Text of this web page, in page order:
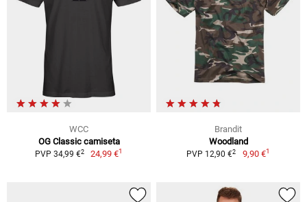
WCC
OG Classic camiseta
PVP 34,99 €2 24,99 €1
Brandit
Woodland
PVP 12,90 €2 9,90 €1